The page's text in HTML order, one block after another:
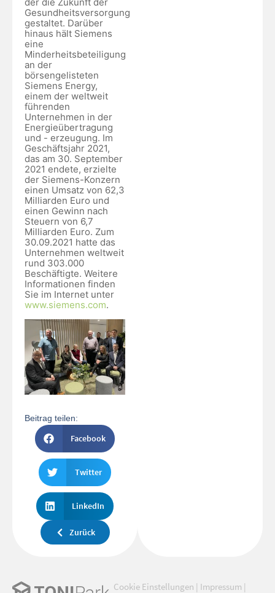
Gesundheitsversorgung
gestaltet. Darüber
hinaus hält Siemens
eine
Minderheitsbeteiligung
an der
börsengelisteten
Siemens Energy,
einem der weltweit
führenden
Unternehmen in der
Energieübertragung
und - erzeugung. Im
Geschäftsjahr 2021,
das am 30. September
2021 endete, erzielte
der Siemens-Konzern
einen Umsatz von 62,3
Milliarden Euro und
einen Gewinn nach
Steuern von 6,7
Milliarden Euro. Zum
30.09.2021 hatte das
Unternehmen weltweit
rund 303.000
Beschäftigte. Weitere
Informationen finden
Sie im Internet unter
www.siemens.com.
Beitrag teilen:
Facebook
Twitter
LinkedIn
Zurück
Cookie Einstellungen | Impressum |